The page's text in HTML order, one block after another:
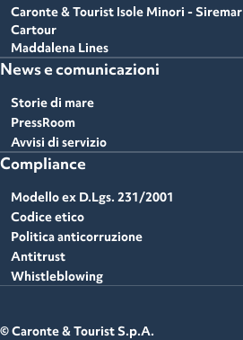
Caronte & Tourist Isole Minori - Siremar
Cartour
Maddalena Lines
News e comunicazioni
Storie di mare
PressRoom
Avvisi di servizio
Compliance
Modello ex D.Lgs. 231/2001
Codice etico
Politica anticorruzione
Antitrust
Whistleblowing
© Caronte & Tourist S.p.A.